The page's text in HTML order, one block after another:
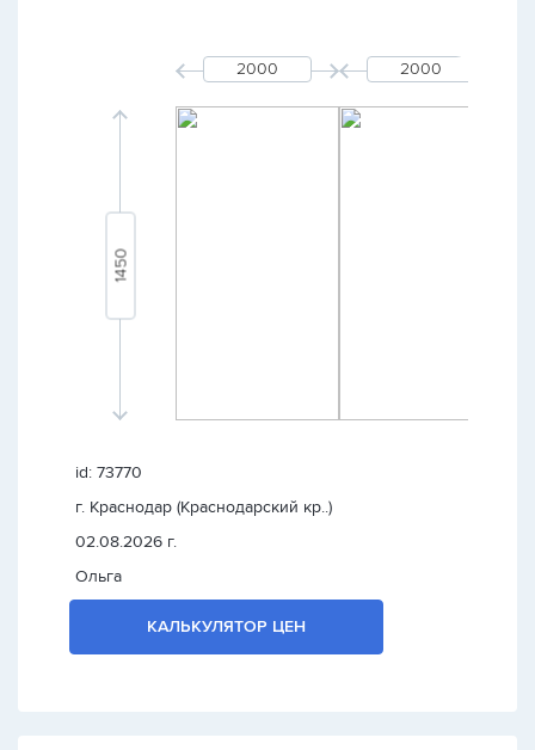
id: 73770
г. Краснодар (Краснодарский кр..)
02.08.2026 г.
Ольга
КАЛЬКУЛЯТОР ЦЕН